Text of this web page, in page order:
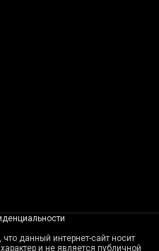
данный интернет-сайт носит
и не является публичной